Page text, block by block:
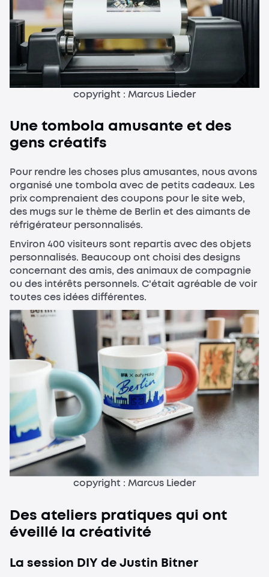
copyright : Marcus Lieder
Une tombola amusante et des
gens créatifs
Pour rendre les choses plus amusantes, nous avons
organisé une tombola avec de petits cadeaux. Les
prix comprenaient des coupons pour le site web,
des mugs sur le thème de Berlin et des aimants de
réfrigérateur personnalisés.
Environ 400 visiteurs sont repartis avec des objets
personnalisés. Beaucoup ont choisi des designs
concernant des amis, des animaux de compagnie
ou des intérêts personnels. C'était agréable de voir
toutes ces idées différentes.
copyright : Marcus Lieder
Des ateliers pratiques qui ont
éveillé la créativité
La session DIY de Justin Bitner